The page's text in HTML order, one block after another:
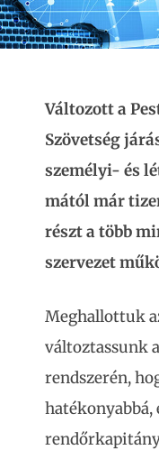
Változott a
Szövetség
személyi- és
mától már
részt a több
szervezet
Meghallottuk
változtassunk
rendszerén,
hatékonyabbá,